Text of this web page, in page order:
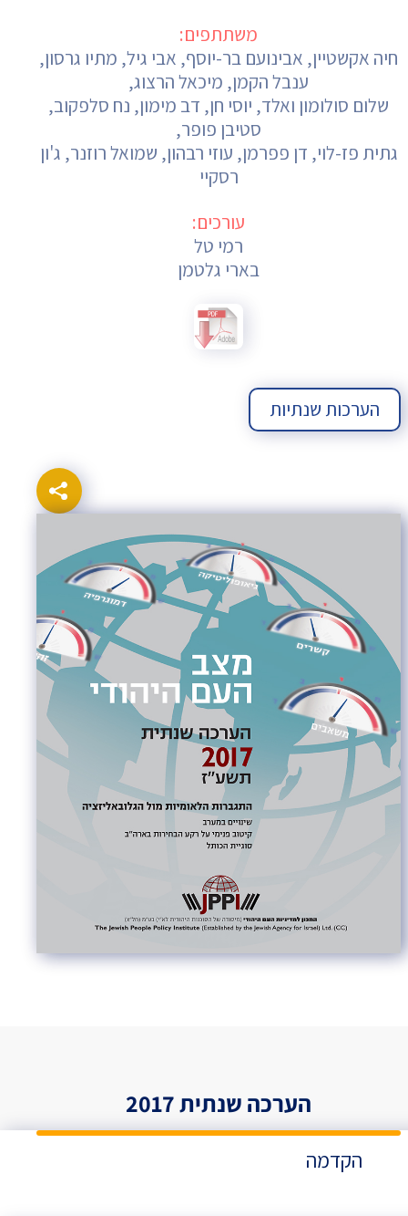
הערכות שנתיות
משתתפים:
חיה אקשטיין, אבינועם בר-יוסף, אבי גיל, מתיו גרסון,
ענבל הקמן, מיכאל הרצוג,
שלום סולומון ואלד, יוסי חן, דב מימון, נח סלפקוב,
סטיבן פופר,
גתית פז-לוי, דן פפרמן, עוזי רבהון, שמואל רוזנר, ג'ון
רסקיי
עורכים:
רמי טל
בארי גלטמן
הערכה שנתית 2017
הקדמה